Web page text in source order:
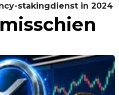
stakingdienst in 2024